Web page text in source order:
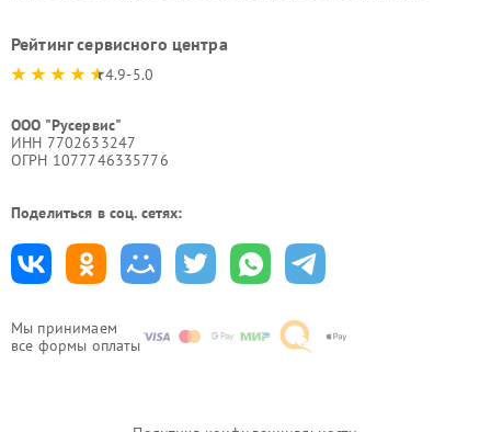
Мы принимаем
все формы оплаты
Рейтинг сервисного центра
4.9-5.0
ООО "Русервис"
ИНН 7702633247
ОГРН 1077746335776
Поделиться в соц. сетях: